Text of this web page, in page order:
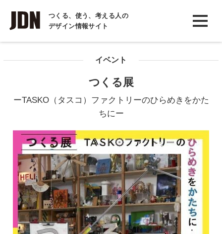
つくる、使う、考える人の
デザイン情報サイト
INTERVIEW
インタビュー
COLUMN
イベント
つくる展
ーTASKO（タスコ）ファクトリーのひらめきをかた
ちにー